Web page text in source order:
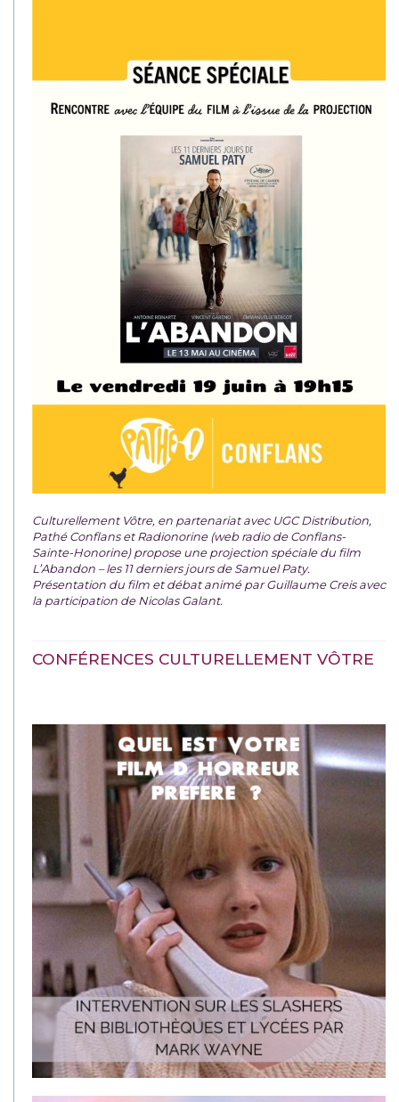
Culturellement Vôtre, en partenariat avec UGC Distribution,
Pathé Conflans et Radionorine (web radio de Conflans-
Sainte-Honorine) propose une projection spéciale du film
L’Abandon – les 11 derniers jours de Samuel Paty.
Présentation du film et débat animé par Guillaume Creis avec
la participation de Nicolas Galant.
CONFÉRENCES CULTURELLEMENT VÔTRE